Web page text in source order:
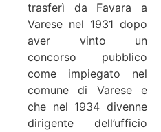
trasferì da Favara a
Varese nel 1931 dopo
aver vinto un
concorso pubblico
come impiegato nel
comune di Varese e
che nel 1934 divenne
dirigente dell’ufficio